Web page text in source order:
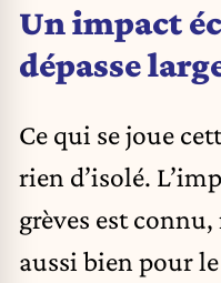
Un impact
dépasse
Ce qui se joue
rien d’isolé.
grèves est
aussi bien pour